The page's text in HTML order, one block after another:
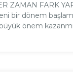
ZAMAN FARK
bir dönem
önem